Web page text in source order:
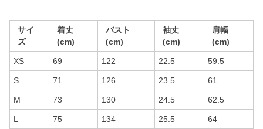
サイ
ズ
着丈
(cm)
バスト
(cm)
袖丈
(cm)
肩幅
(cm)
XS 69 122 22.5 59.5
S 71 126 23.5 61
M 73 130 24.5 62.5
L 75 134 25.5 64